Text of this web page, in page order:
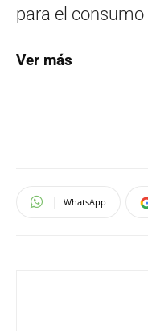
para el consumo
Ver más
WhatsApp